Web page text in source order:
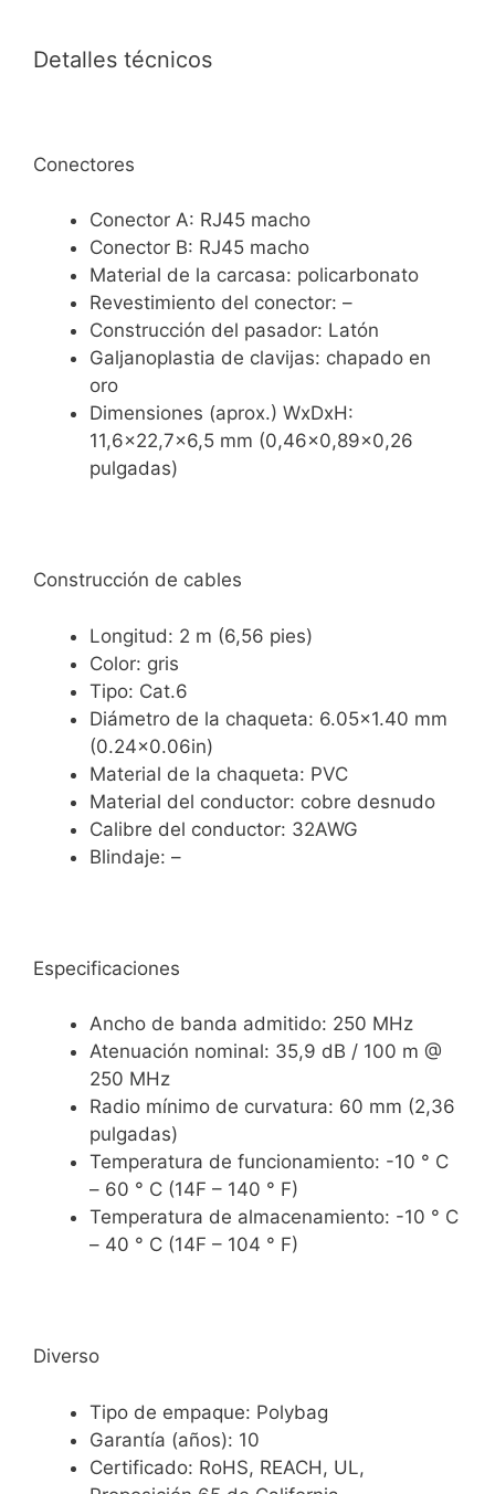
Detalles técnicos
Conectores
Conector A: RJ45 macho
Conector B: RJ45 macho
Material de la carcasa: policarbonato
Revestimiento del conector: –
Construcción del pasador: Latón
Galjanoplastia de clavijas: chapado en
oro
Dimensiones (aprox.) WxDxH:
11,6×22,7×6,5 mm (0,46×0,89×0,26
pulgadas)
Construcción de cables
Longitud: 2 m (6,56 pies)
Color: gris
Tipo: Cat.6
Diámetro de la chaqueta: 6.05×1.40 mm
(0.24×0.06in)
Material de la chaqueta: PVC
Material del conductor: cobre desnudo
Calibre del conductor: 32AWG
Blindaje: –
Especificaciones
Ancho de banda admitido: 250 MHz
Atenuación nominal: 35,9 dB / 100 m @
250 MHz
Radio mínimo de curvatura: 60 mm (2,36
pulgadas)
Temperatura de funcionamiento: -10 ° C
– 60 ° C (14F – 140 ° F)
Temperatura de almacenamiento: -10 ° C
– 40 ° C (14F – 104 ° F)
Diverso
Tipo de empaque: Polybag
Garantía (años): 10
Certificado: RoHS, REACH, UL,